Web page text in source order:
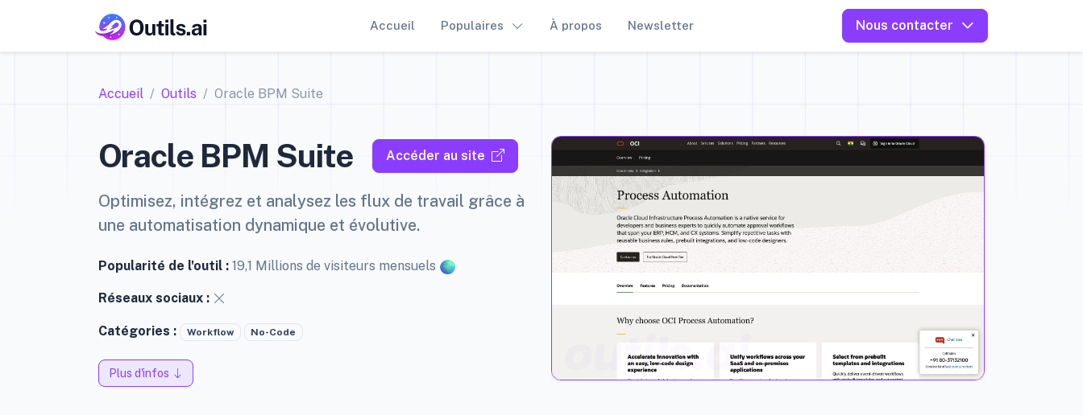
Accueil Populaires À propos Newsletter Nous contacter
Accueil Outils Oracle BPM Suite
Oracle BPM Suite Accéder au site
Optimisez, intégrez et analysez les flux de travail grâce à
une automatisation dynamique et évolutive.
Popularité de l'outil : 19,1 Millions de visiteurs mensuels
Réseaux sociaux :
Catégories : Workflow No-Code
Plus d'infos